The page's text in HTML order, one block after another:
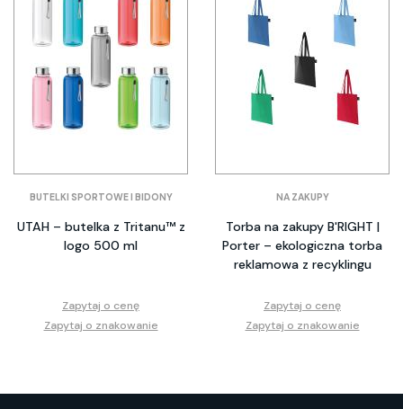
BUTELKI SPORTOWE I BIDONY
UTAH – butelka z Tritanu™ z
logo 500 ml
Zapytaj o cenę
Zapytaj o znakowanie
NA ZAKUPY
Torba na zakupy B'RIGHT |
Porter – ekologiczna torba
reklamowa z recyklingu
Zapytaj o cenę
Zapytaj o znakowanie